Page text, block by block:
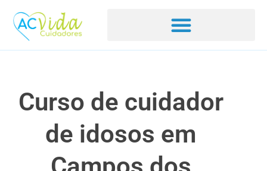
Curso de cuidador
de idosos em